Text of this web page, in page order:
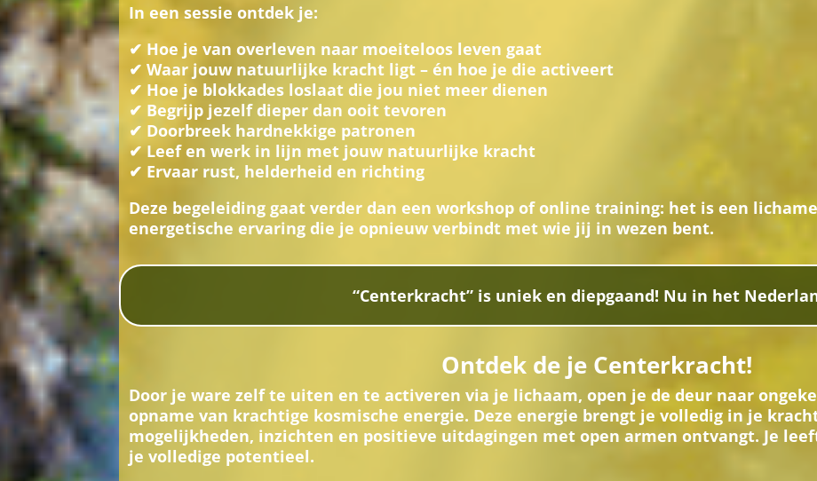
In een sessie ontdek je:
✔ Hoe je van overleven naar moeiteloos leven gaat
✔ Waar jouw natuurlijke kracht ligt – én hoe je die activeert
✔ Hoe je blokkades loslaat die jou niet meer dienen
✔ Begrijp jezelf dieper dan ooit tevoren
✔ Doorbreek hardnekkige patronen
✔ Leef en werk in lijn met jouw natuurlijke kracht
✔ Ervaar rust, helderheid en richting
Deze begeleiding gaat verder dan een workshop of online training: het is een
energetische ervaring die je opnieuw verbindt met wie jij in wezen bent.
“Centerkracht” is uniek en diepgaand! Nu in het
Ontdek de je Centerkracht!
Door je ware zelf te uiten en te activeren via je lichaam, open je de deur naar
opname van krachtige kosmische energie. Deze energie brengt je volledig in je
mogelijkheden, inzichten en positieve uitdagingen met open armen ontvangt. Je
je volledige potentieel.